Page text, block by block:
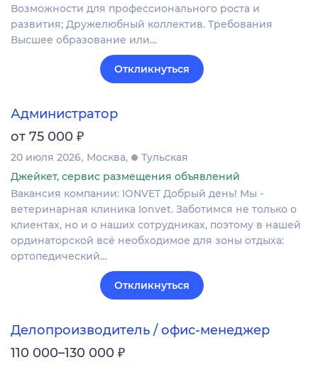
Возможности для профессионального роста и
развития; Дружелюбный коллектив. Требования
Высшее образование или…
Откликнуться
Администратор
от 75 000 ₽
20 июля 2026 Москва
Тульская
Джейкет, сервис размещения объявлений
Вакансия компании: IONVET Добрый день! Мы -
ветеринарная клиника Ionvet. Заботимся не только о
клиентах, но и о наших сотрудниках, поэтому в нашей
ординаторской всё необходимое для зоны отдыха:
ортопедический…
Откликнуться
Делопроизводитель / офис-менеджер
110 000–130 000 ₽